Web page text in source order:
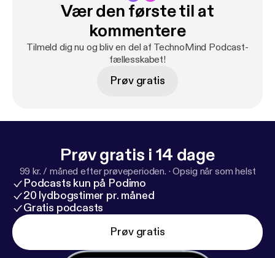
Vær den første til at
kommentere
Tilmeld dig nu og bliv en del af TechnoMind Podcast-
fællesskabet!
Prøv gratis
Prøv gratis i 14 dage
99 kr. / måned efter prøveperioden. ·Opsig når som helst
Podcasts kun på Podimo
20 lydbogstimer pr. måned
Gratis podcasts
Prøv gratis